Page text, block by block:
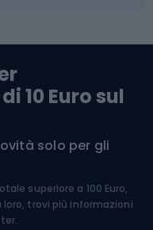
10 Euro sul
solo per gli
superiore a 100 Euro,
trovi più informazioni